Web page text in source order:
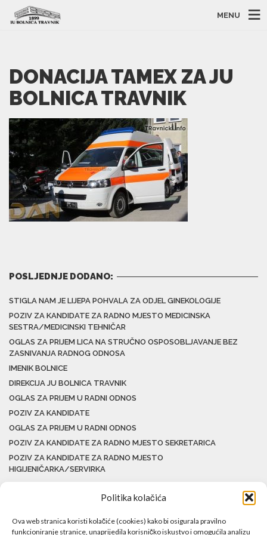
Politika kolačića
Ova web stranica koristi kolačiće (cookies) kako bi osigurala pravilno
funkcioniranje stranice, unaprijedila korisničko iskustvo i omogućila analizu
MENU
DONACIJA TAMEX ZA JU
BOLNICA TRAVNIK
POSLJEDNJE DODANO:
STIGLA NAM JE LIJEPA POHVALA ZA ODJEL GINEKOLOGIJE
POZIV ZA KANDIDATE ZA RADNO MJESTO MEDICINSKA
SESTRA/MEDICINSKI TEHNIČAR
OGLAS ZA PRIJEM LICA NA STRUČNO OSPOSOBLJAVANJE BEZ
ZASNIVANJA RADNOG ODNOSA
IMENIK BOLNICE
DIREKCIJA JU BOLNICA TRAVNIK
OGLAS ZA PRIJEM U RADNI ODNOS
POZIV ZA KANDIDATE
OGLAS ZA PRIJEM U RADNI ODNOS
POZIV ZA KANDIDATE ZA RADNO MJESTO SEKRETARICA
POZIV ZA KANDIDATE ZA RADNO MJESTO
HIGIJENIČARKA/SERVIRKA